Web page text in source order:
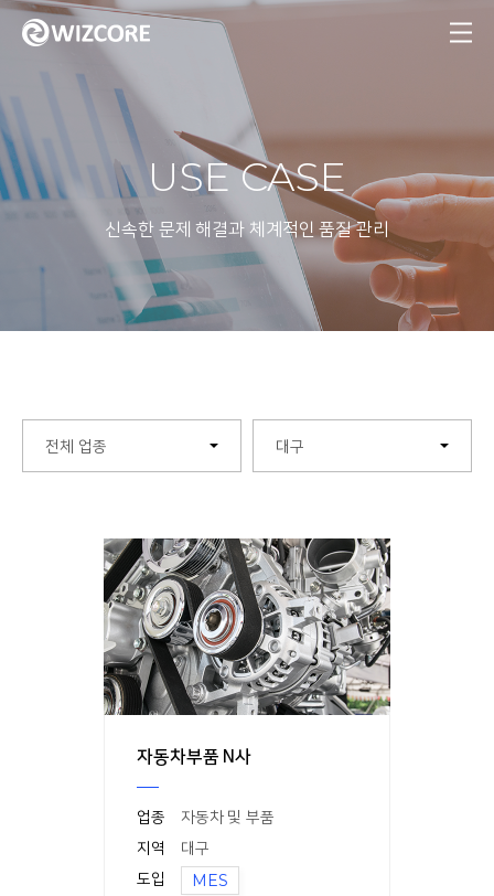
MENU
USE CASE
신속한 문제 해결과 체계적인 품질 관리
전체 업종 대구
자동차부품 N사
업종
자동차 및 부품
지역
대구
도입
MES